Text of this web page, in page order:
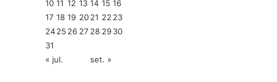
10 11 12 13 14 15 16
17 18 19 2021 22 23
2425 26 27 28 2930
31
« jul.
set. »